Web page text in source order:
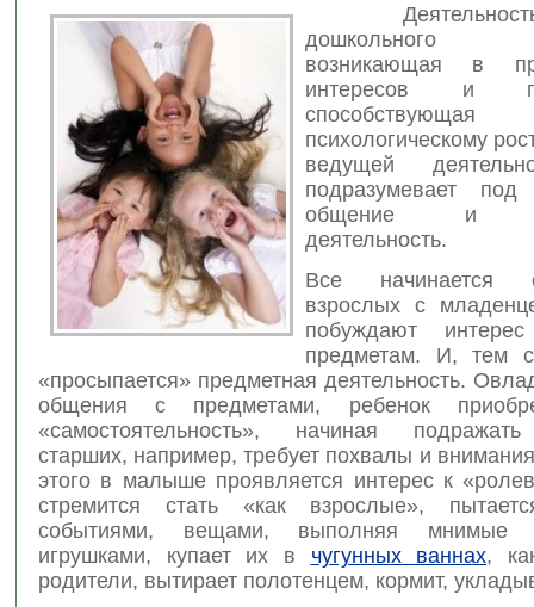
дошкольного
возникающая в
интересов и
психологическому
ведущей
подразумевает
общение и
деятельность.
Все начинается
взрослых с
побуждают
предметам. И, тем
«просыпается» предметная деятельность.
общения с предметами, ребенок
«самостоятельность», начиная
старших, например, требует похвалы и
этого в малыше проявляется интерес к
стремится стать «как взрослые»,
событиями, вещами, выполняя мнимые
игрушками, купает их в чугунных ваннах,
родители, вытирает полотенцем, кормит,